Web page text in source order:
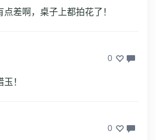
差啊，桌子上都拍花了！
0
！
0